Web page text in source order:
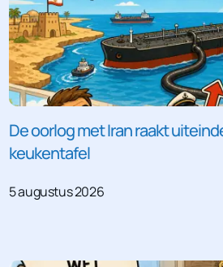
De oorlog met Iran raakt
keukentafel
5 augustus 2026